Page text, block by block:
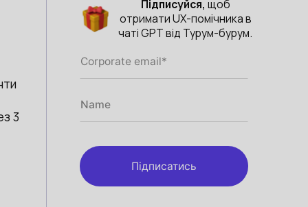
3
Підписуйся, щоб
отримати UX-помічника в
чаті GPT від Турум-бурум.
Підписатись